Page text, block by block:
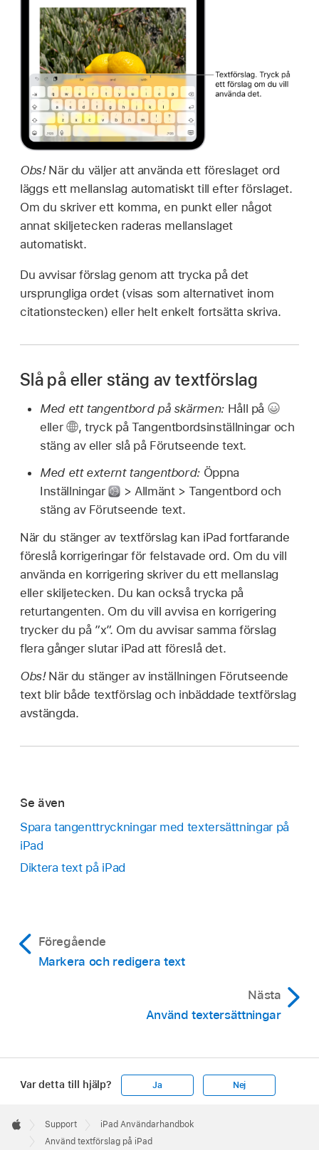
Obs! När du väljer att använda ett föreslaget ord
läggs ett mellanslag automatiskt till efter förslaget.
Om du skriver ett komma, en punkt eller något
annat skiljetecken raderas mellanslaget
automatiskt.
Du avvisar förslag genom att trycka på det
ursprungliga ordet (visas som alternativet inom
citationstecken) eller helt enkelt fortsätta skriva.
Slå på eller stäng av textförslag
Med ett tangentbord på skärmen: Håll på
eller
,tryck på Tangentbordsinställningar och
stäng av eller slå på Förutseende text.
Med ett externt tangentbord: Öppna
Inställningar
> Allmänt > Tangentbord och
stäng av Förutseende text.
När du stänger av textförslag kan iPad fortfarande
föreslå korrigeringar för felstavade ord. Om du vill
använda en korrigering skriver du ett mellanslag
eller skiljetecken. Du kan också trycka på
returtangenten. Om du vill avvisa en korrigering
trycker du på ”x”. Om du avvisar samma förslag
flera gånger slutar iPad att föreslå det.
Obs! När du stänger av inställningen Förutseende
text blir både textförslag och inbäddade textförslag
avstängda.
Se även
Spara tangenttryckningar med textersättningar på
iPad
Diktera text på iPad
Föregående
Markera och redigera text
Nästa
Använd textersättningar
Var detta till hjälp? Ja Nej
Footer

Apple
Support
iPad Användarhandbok
Använd textförslag på iPad